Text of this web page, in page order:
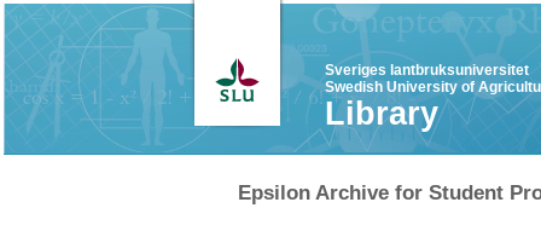
Sveriges lantbruksuniversitet
Swedish University of
Library
Epsilon Archive for Student